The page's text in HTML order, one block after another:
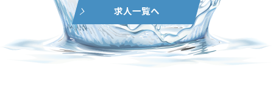
求人一覧へ